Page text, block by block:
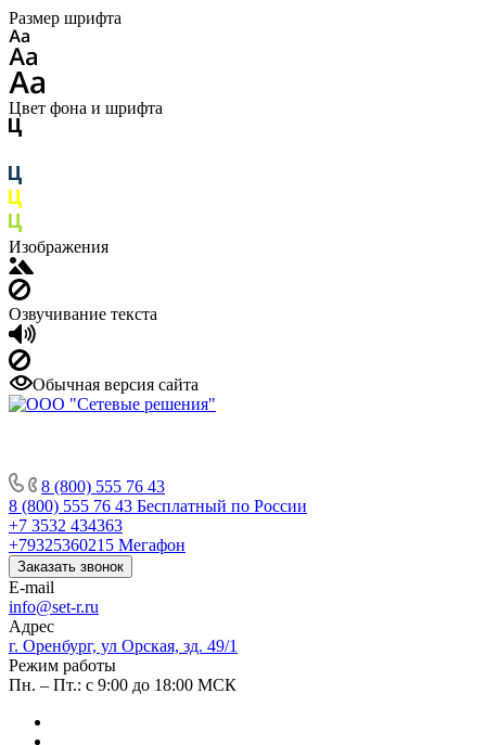
Размер шрифта
Цвет фона и шрифта
Изображения
Озвучивание текста
Обычная версия сайта
8 (800) 555 76 43
8 (800) 555 76 43 Бесплатный по России
+7 3532 434363
+79325360215 Мегафон
Заказать звонок
E-mail
info@set-r.ru
Адрес
г. Оренбург, ул Орская, зд. 49/1
Режим работы
Пн. – Пт.: с 9:00 до 18:00 МСК